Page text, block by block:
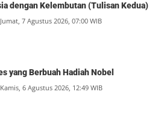
dengan Kelembutan (Tulisan Kedua)
Jumat, 7 Agustus 2026, 07:00 WIB
yang Berbuah Hadiah Nobel
Kamis, 6 Agustus 2026, 12:49 WIB